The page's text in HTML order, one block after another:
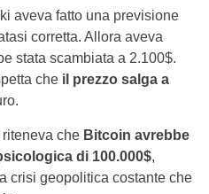
aveva fatto una previsione
corretta. Allora aveva
stata scambiata a 2.100$.
che il prezzo salga a
che Bitcoin avrebbe
di 100.000$,
crisi geopolitica costante che